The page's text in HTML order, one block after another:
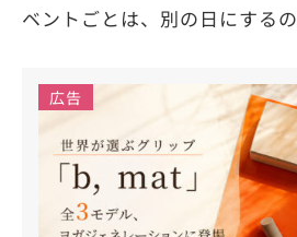
ベントごとは、別の日にするの
広告